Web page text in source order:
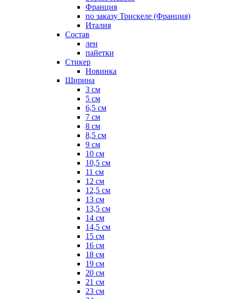
Франция
по заказу Трискеле (Франция)
Италия
Состав
лен
пайетки
Стикер
Новинка
Ширина
3 см
5 см
6,5 см
7 см
8 см
8,5 см
9 см
10 см
10,5 см
11 см
12 см
12,5 см
13 см
13,5 см
14 см
14,5 см
15 см
16 см
18 см
19 см
20 см
21 см
23 см